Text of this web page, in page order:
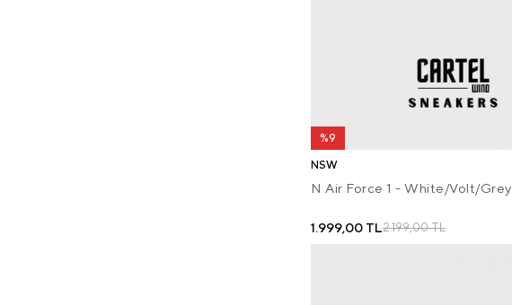
%9
NSW
N Air Force 1 - White/Volt/Grey
2.199,00 TL
1.999,00 TL